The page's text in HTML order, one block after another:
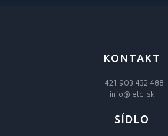
KONTAKT
+421 903 432 488
info@letci.sk
SÍDLO